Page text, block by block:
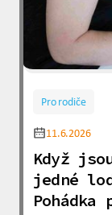
Pro rodiče
11.6.2026
Když
jedné